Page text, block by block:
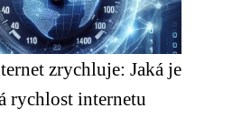
zrychluje: Jaká je
rychlost internetu